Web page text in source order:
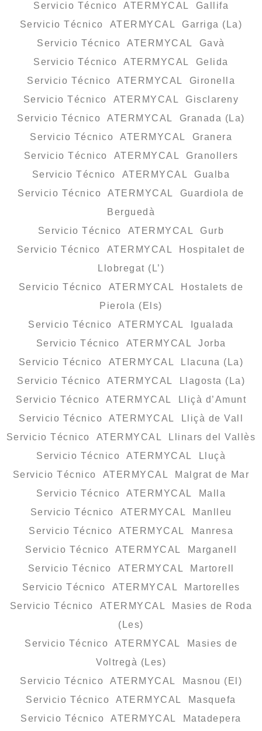
Servicio Técnico ATERMYCAL Gallifa
Servicio Técnico ATERMYCAL Garriga (La)
Servicio Técnico ATERMYCAL Gavà
Servicio Técnico ATERMYCAL Gelida
Servicio Técnico ATERMYCAL Gironella
Servicio Técnico ATERMYCAL Gisclareny
Servicio Técnico ATERMYCAL Granada (La)
Servicio Técnico ATERMYCAL Granera
Servicio Técnico ATERMYCAL Granollers
Servicio Técnico ATERMYCAL Gualba
Servicio Técnico ATERMYCAL Guardiola de
Berguedà
Servicio Técnico ATERMYCAL Gurb
Servicio Técnico ATERMYCAL Hospitalet de
Llobregat (L’)
Servicio Técnico ATERMYCAL Hostalets de
Pierola (Els)
Servicio Técnico ATERMYCAL Igualada
Servicio Técnico ATERMYCAL Jorba
Servicio Técnico ATERMYCAL Llacuna (La)
Servicio Técnico ATERMYCAL Llagosta (La)
Servicio Técnico ATERMYCAL Lliçà d’Amunt
Servicio Técnico ATERMYCAL Lliçà de Vall
Servicio Técnico ATERMYCAL Llinars del Vallès
Servicio Técnico ATERMYCAL Lluçà
Servicio Técnico ATERMYCAL Malgrat de Mar
Servicio Técnico ATERMYCAL Malla
Servicio Técnico ATERMYCAL Manlleu
Servicio Técnico ATERMYCAL Manresa
Servicio Técnico ATERMYCAL Marganell
Servicio Técnico ATERMYCAL Martorell
Servicio Técnico ATERMYCAL Martorelles
Servicio Técnico ATERMYCAL Masies de Roda
(Les)
Servicio Técnico ATERMYCAL Masies de
Voltregà (Les)
Servicio Técnico ATERMYCAL Masnou (El)
Servicio Técnico ATERMYCAL Masquefa
Servicio Técnico ATERMYCAL Matadepera